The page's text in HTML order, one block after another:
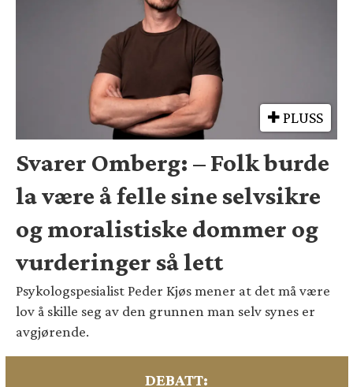
PLUSS
Svarer Omberg: – Folk burde
la være å felle sine selvsikre
og moralistiske dommer og
vurderinger så lett
Psykologspesialist Peder Kjøs mener at det må være
lov å skille seg av den grunnen man selv synes er
avgjørende.
DEBATT: